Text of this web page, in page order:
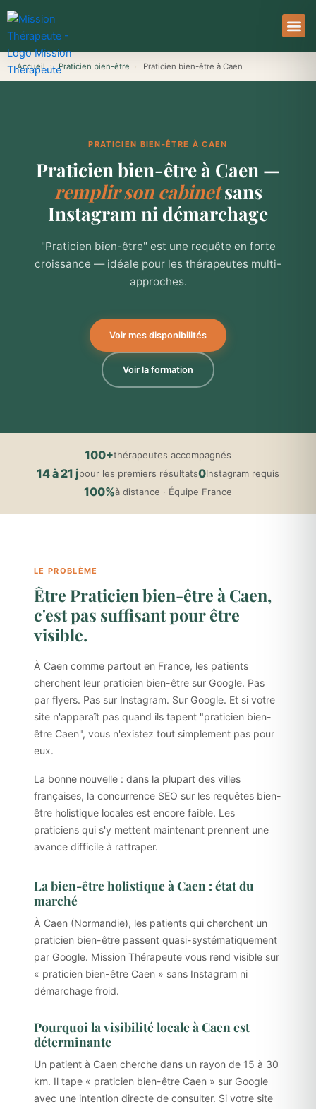
Aller
au
contenu
Accueil › Praticien bien-être Praticien bien-être à Caen
PRATICIEN BIEN-ÊTRE À CAEN
Praticien bien-être à Caen —
remplir son cabinetsans
Instagram ni démarchage
"Praticien bien-être" est une requête en forte
croissance — idéale pour les thérapeutes multi-
approches.
Voir mes disponibilités
Voir la formation
100+thérapeutes accompagnés
14 à 21 jpour les premiers résultats0Instagram requis
100%à distance · Équipe France
LE PROBLÈME
Être Praticien bien-être à Caen,
c'est pas suffisant pour être
visible.
À Caen comme partout en France, les patients
cherchent leur praticien bien-être sur Google. Pas
par flyers. Pas sur Instagram. Sur Google. Et si votre
site n'apparaît pas quand ils tapent "praticien bien-
être Caen", vous n'existez tout simplement pas pour
eux.
La bonne nouvelle : dans la plupart des villes
françaises, la concurrence SEO sur les requêtes bien-
être holistique locales est encore faible. Les
praticiens qui s'y mettent maintenant prennent une
avance difficile à rattraper.
La bien-être holistique à Caen : état du
marché
À Caen (Normandie), les patients qui cherchent un
praticien bien-être passent quasi-systématiquement
par Google. Mission Thérapeute vous rend visible sur
« praticien bien-être Caen » sans Instagram ni
démarchage froid.
Pourquoi la visibilité locale à Caen est
déterminante
Un patient à Caen cherche dans un rayon de 15 à 30
km. Il tape « praticien bien-être Caen » sur Google
avec une intention directe de consulter. Si votre site